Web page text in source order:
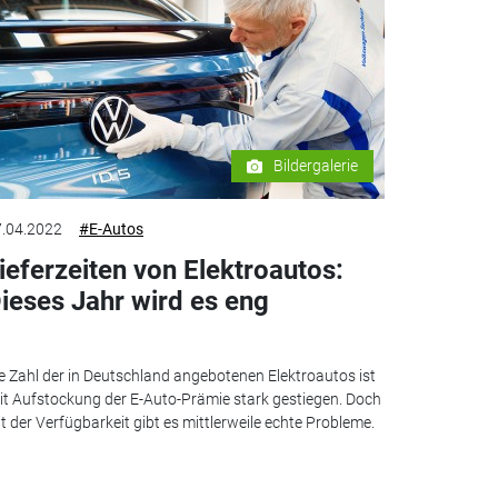
Bildergalerie
#E-Autos
von Elektroautos:
Jahr wird es eng
Zahl der in Deutschland angebotenen Elektroautos ist
Aufstockung der E-Auto-Prämie stark gestiegen. Doch
der Verfügbarkeit gibt es mittlerweile echte Probleme.